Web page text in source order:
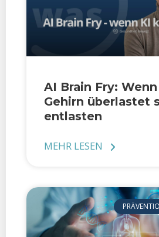
AI Brain Fry:
Gehirn überlastet
entlasten
MEHR LESEN